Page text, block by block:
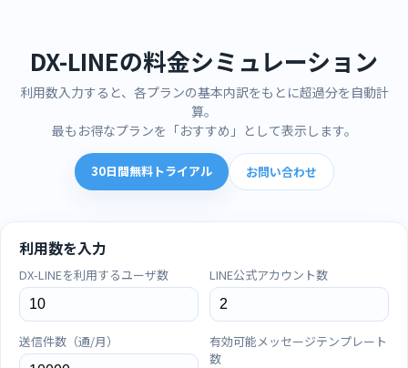
DX-LINEの料金シミュレーション
利用数入力すると、各プランの基本内訳をもとに超過分を自動計
算。
最もお得なプランを「おすすめ」として表示します。
30日間無料トライアル お問い合わせ
利用数を入力
DX-LINEを利用するユーザ数 LINE公式アカウント数
送信件数（通/月）
有効可能メッセージテンプレート
数